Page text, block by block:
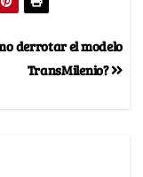
derrotar el modelo
TransMilenio?